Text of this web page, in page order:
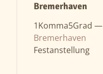
Bremerhaven
1Komma5Grad —
Bremerhaven
Festanstellung